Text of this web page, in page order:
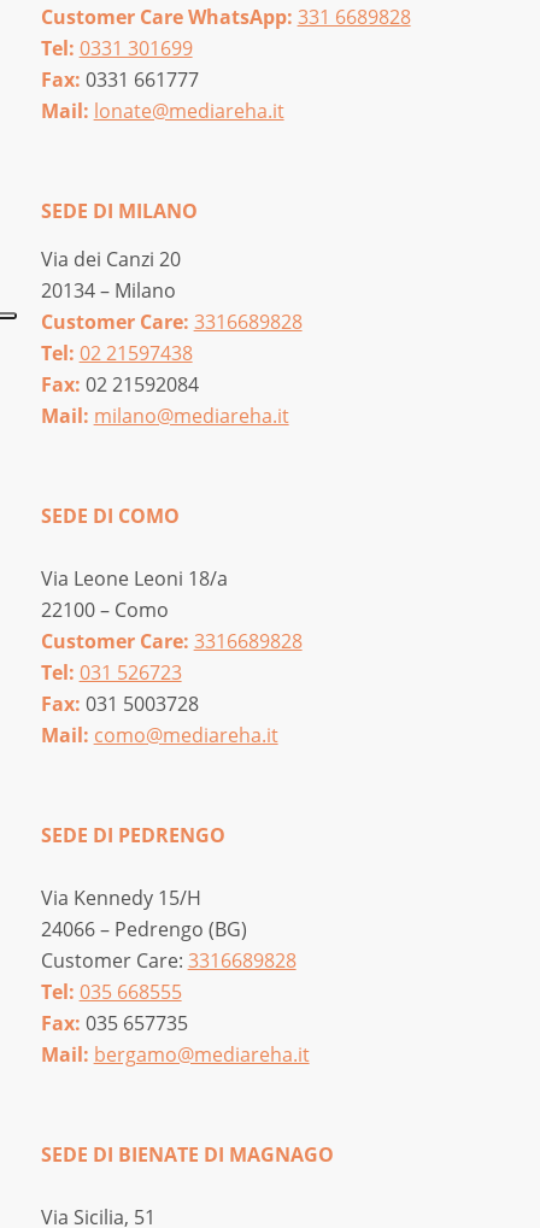
Customer Care WhatsApp: 331 6689828
Tel: 0331 301699
Fax: 0331 661777
Mail: lonate@mediareha.it
SEDE DI MILANO
Via dei Canzi 20
20134 – Milano
Customer Care: 3316689828
Tel: 02 21597438
Fax: 02 21592084
Mail: milano@mediareha.it
SEDE DI COMO
Via Leone Leoni 18/a
22100 – Como
Customer Care: 3316689828
Tel: 031 526723
Fax: 031 5003728
Mail: como@mediareha.it
SEDE DI PEDRENGO
Via Kennedy 15/H
24066 – Pedrengo (BG)
Customer Care: 3316689828
Tel: 035 668555
Fax: 035 657735
Mail: bergamo@mediareha.it
SEDE DI BIENATE DI MAGNAGO
Via Sicilia, 51